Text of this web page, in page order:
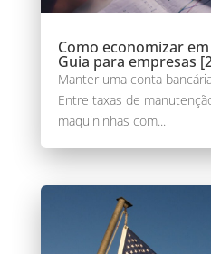
Como economizar
Guia para empresas
Manter uma conta
Entre taxas de
maquininhas com...